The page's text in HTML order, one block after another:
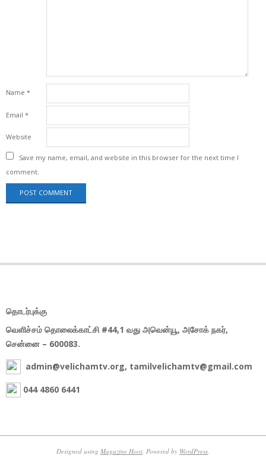
Name *
Email *
Website
Save my name, email, and website in this browser for the next time I
comment.
தொடர்புக்கு
வெளிச்சம் தொலைக்காட்சி #44,1 வது அவென்யூ, அசோக் நகர்,
சென்னை – 600083.
admin@velichamtv.org, tamilvelichamtv@gmail.com
044 4860 6441
Designed using Magazine Hoot. Powered by WordPress.